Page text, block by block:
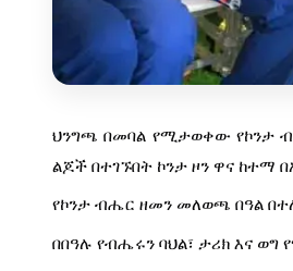
ህንግጫ በመባል የሚታወቀው የኮንታ
ልጆች በተገኙበት ኮንታ ዞን ዋና ከተማ
የኮንታ ብሔር ዘመን መለወጫ በዓል
በበዓሉ የብሔሩን ባህል፣ ታሪክ እና